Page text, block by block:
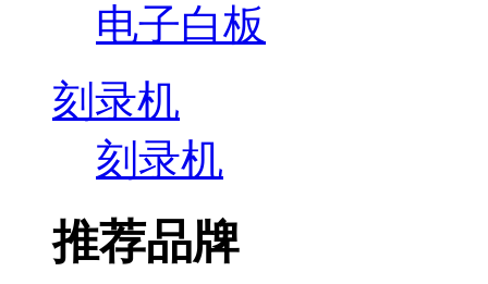
电子白板
刻录机
刻录机
推荐品牌